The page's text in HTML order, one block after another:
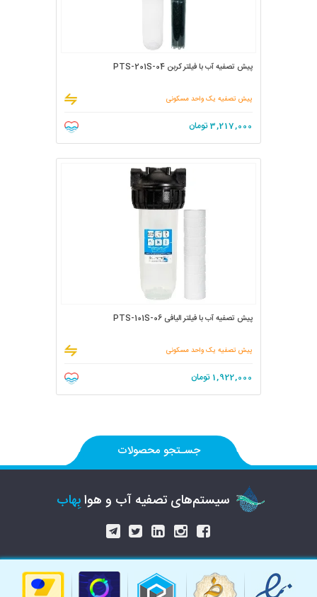
پیش تصفیه آب با فیلتر کربن PTS-201S-04
پیش تصفیه یک واحد مسکونی
3,217,000تومان
پیش تصفیه آب با فیلتر الیافی PTS-101S-06
پیش تصفیه یک واحد مسکونی
1,922,000 تومان
جسـتجو محصولات
سیستم‌های تصفیه آب و هوابِهاب